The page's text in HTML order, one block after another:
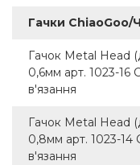
Гачки ChiaoGoo/
Гачок Metal Head
0,6мм арт. 1023-16
в'язання
Гачок Metal Head
0,8мм арт. 1023-14
в'язання